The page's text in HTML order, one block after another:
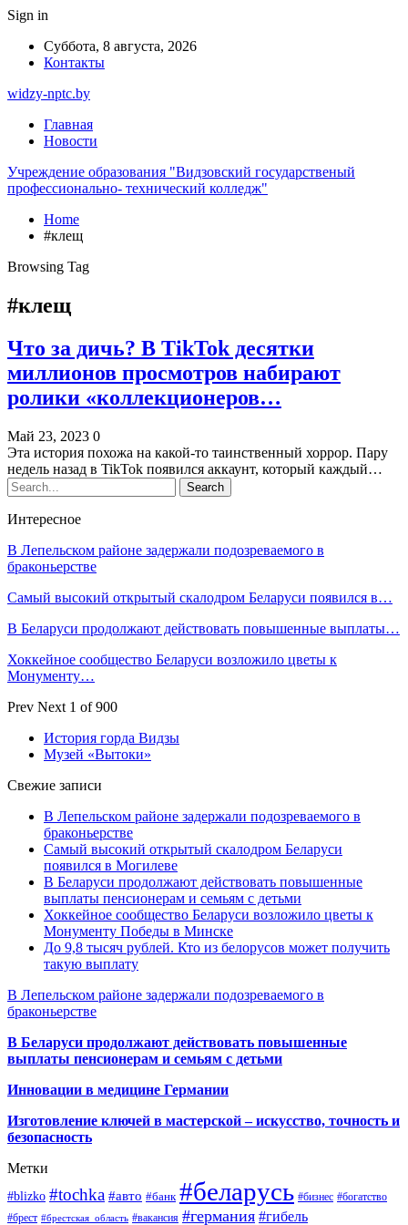
Sign in
Суббота, 8 августа, 2026
Контакты
widzy-nptc.by
Главная
Новости
Учреждение образования "Видзовский государственый
профессионально- технический колледж"
Home
#клещ
Browsing Tag
#клещ
Что за дичь? В TikTok десятки
миллионов просмотров набирают
ролики «коллекционеров…
Май 23, 2023 0
Эта история похожа на какой-то таинственный хоррор. Пару
недель назад в TikTok появился аккаунт, который каждый…
Интересное
В Лепельском районе задержали подозреваемого в
браконьерстве
Самый высокий открытый скалодром Беларуси появился в…
В Беларуси продолжают действовать повышенные выплаты…
Хоккейное сообщество Беларуси возложило цветы к
Монументу…
Prev Next 1 of 900
История горда Видзы
Музей «Вытоки»
Свежие записи
В Лепельском районе задержали подозреваемого в
браконьерстве
Самый высокий открытый скалодром Беларуси
появился в Могилеве
В Беларуси продолжают действовать повышенные
выплаты пенсионерам и семьям с детьми
Хоккейное сообщество Беларуси возложило цветы к
Монументу Победы в Минске
До 9,8 тысяч рублей. Кто из белорусов может получить
такую выплату
В Лепельском районе задержали подозреваемого в
браконьерстве
В Беларуси продолжают действовать повышенные
выплаты пенсионерам и семьям с детьми
Инновации в медицине Германии
Изготовление ключей в мастерской – искусство, точность и
безопасность
Метки
#blizko #tochka #авто #банк #беларусь #бизнес #богатство
#брест #брестская_область #вакансия #германия #гибель